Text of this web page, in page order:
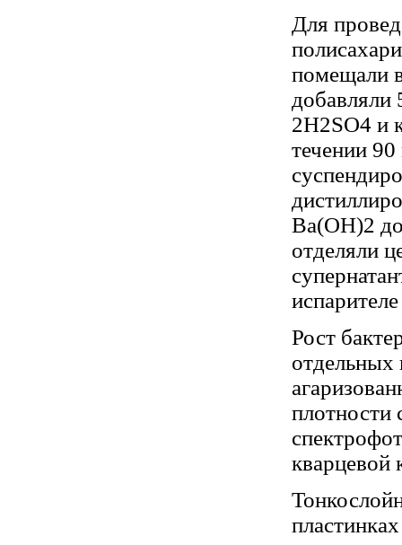
Для
помещали
2H2SO4 и
течении
Ba(ОН)2
отделяли
Рост
отдельных
плотности
кварцевой